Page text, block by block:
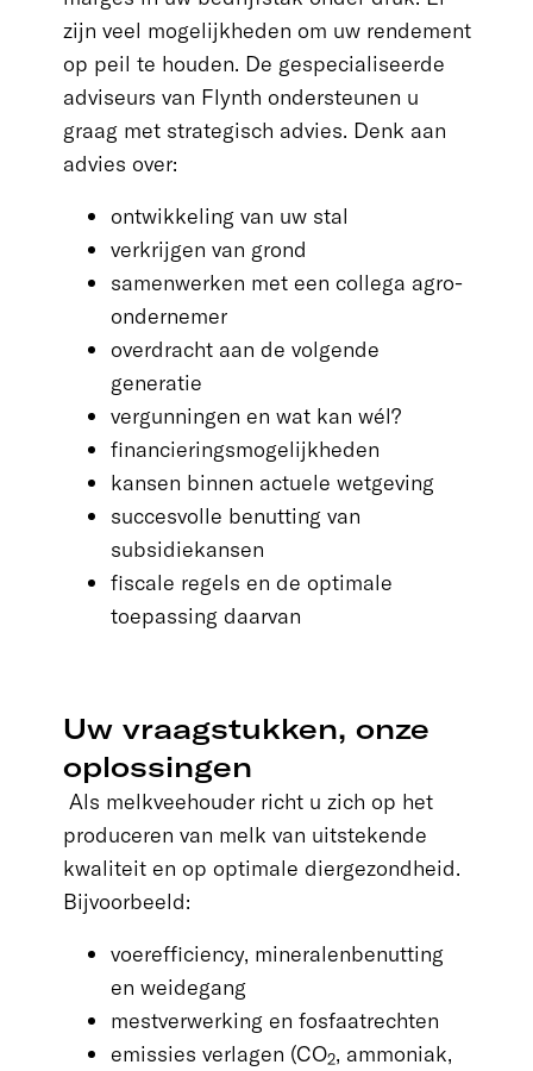
Blijf op de hoogte
zijn veel mogelijkheden om uw rendement
op peil te houden. De gespecialiseerde
adviseurs van Flynth ondersteunen u
graag met strategisch advies. Denk aan
advies over:
ontwikkeling van uw stal
verkrijgen van grond
samenwerken met een collega agro-
ondernemer
overdracht aan de volgende
generatie
vergunningen en wat kan wél?
financieringsmogelijkheden
kansen binnen actuele wetgeving
succesvolle benutting van
subsidiekansen
fiscale regels en de optimale
toepassing daarvan
Uw vraagstukken, onze
oplossingen
Als melkveehouder richt u zich op het
produceren van melk van uitstekende
kwaliteit en op optimale diergezondheid.
Bijvoorbeeld:
voerefficiency, mineralenbenutting
en weidegang
mestverwerking en fosfaatrechten
emissies verlagen (CO2, ammoniak,